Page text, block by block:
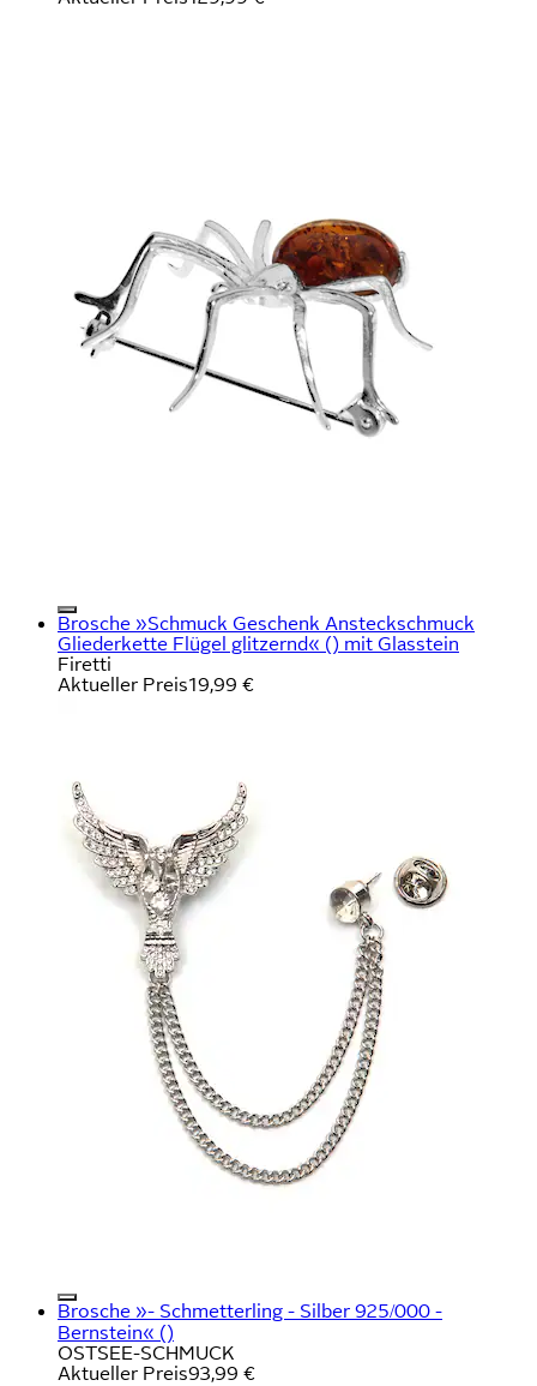
Brosche »Schmuck Geschenk Ansteckschmuck
Gliederkette Flügel glitzernd« () mit Glasstein
Firetti
Aktueller Preis19,99 €
Brosche »- Schmetterling - Silber 925/000 -
Bernstein« ()
OSTSEE-SCHMUCK
Aktueller Preis93,99 €